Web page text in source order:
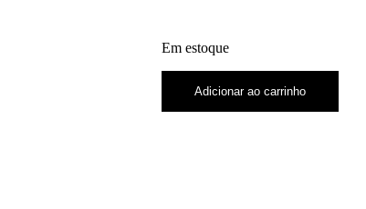
Em estoque
Adicionar ao carrinho